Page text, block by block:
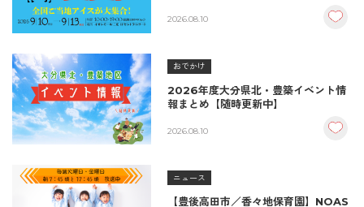
2026.08.10
おでかけ
2026年度大分県北・豊築イベント情
報まとめ【随時更新中】
2026.08.10
ニュース
【豊後高田市／香々地保育園】NOAS